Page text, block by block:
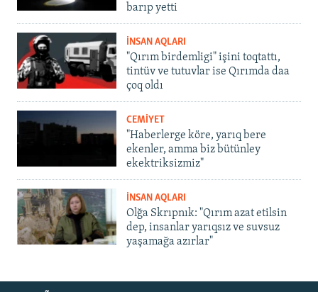
barıp yetti
İNSAN AQLARI
"Qırım birdemligi" işini toqtattı,
tintüv ve tutuvlar ise Qırımda daa
çoq oldı
CEMİYET
"Haberlerge köre, yarıq bere
ekenler, amma biz bütünley
ekektriksizmiz"
İNSAN AQLARI
Olğa Skrıpnık: "Qırım azat etilsin
dep, insanlar yarıqsız ve suvsuz
yaşamağa azırlar"